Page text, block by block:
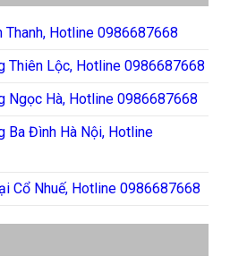
Thanh, Hotline 0986687668
Thiên Lộc, Hotline 0986687668
Ngọc Hà, Hotline 0986687668
Ba Đình Hà Nội, Hotline
Cổ Nhuế, Hotline 0986687668